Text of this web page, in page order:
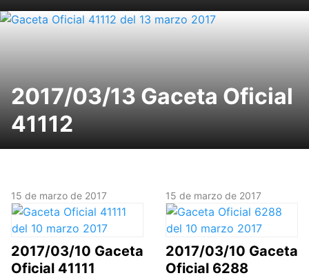
2017/03/13 Gaceta Oficial
41112
15 de marzo de 2017
2017/03/10 Gaceta
Oficial 41111
15 de marzo de 2017
2017/03/10 Gaceta
Oficial 6288